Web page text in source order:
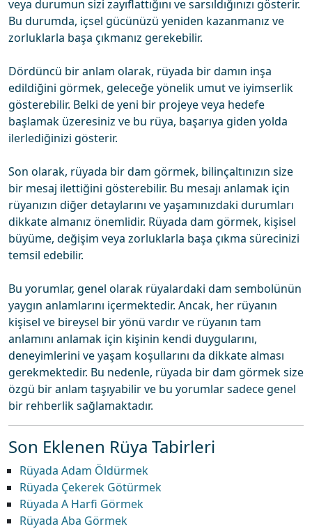
veya durumun sizi zayıflattığını ve sarsıldığınızı gösterir.
Bu durumda, içsel gücünüzü yeniden kazanmanız ve
zorluklarla başa çıkmanız gerekebilir.
Dördüncü bir anlam olarak, rüyada bir damın inşa
edildiğini görmek, geleceğe yönelik umut ve iyimserlik
gösterebilir. Belki de yeni bir projeye veya hedefe
başlamak üzeresiniz ve bu rüya, başarıya giden yolda
ilerlediğinizi gösterir.
Son olarak, rüyada bir dam görmek, bilinçaltınızın size
bir mesaj ilettiğini gösterebilir. Bu mesajı anlamak için
rüyanızın diğer detaylarını ve yaşamınızdaki durumları
dikkate almanız önemlidir. Rüyada dam görmek, kişisel
büyüme, değişim veya zorluklarla başa çıkma sürecinizi
temsil edebilir.
Bu yorumlar, genel olarak rüyalardaki dam sembolünün
yaygın anlamlarını içermektedir. Ancak, her rüyanın
kişisel ve bireysel bir yönü vardır ve rüyanın tam
anlamını anlamak için kişinin kendi duygularını,
deneyimlerini ve yaşam koşullarını da dikkate alması
gerekmektedir. Bu nedenle, rüyada bir dam görmek size
özgü bir anlam taşıyabilir ve bu yorumlar sadece genel
bir rehberlik sağlamaktadır.
Son Eklenen Rüya Tabirleri
Rüyada Adam Öldürmek
Rüyada Çekerek Götürmek
Rüyada A Harfi Görmek
Rüyada Aba Görmek